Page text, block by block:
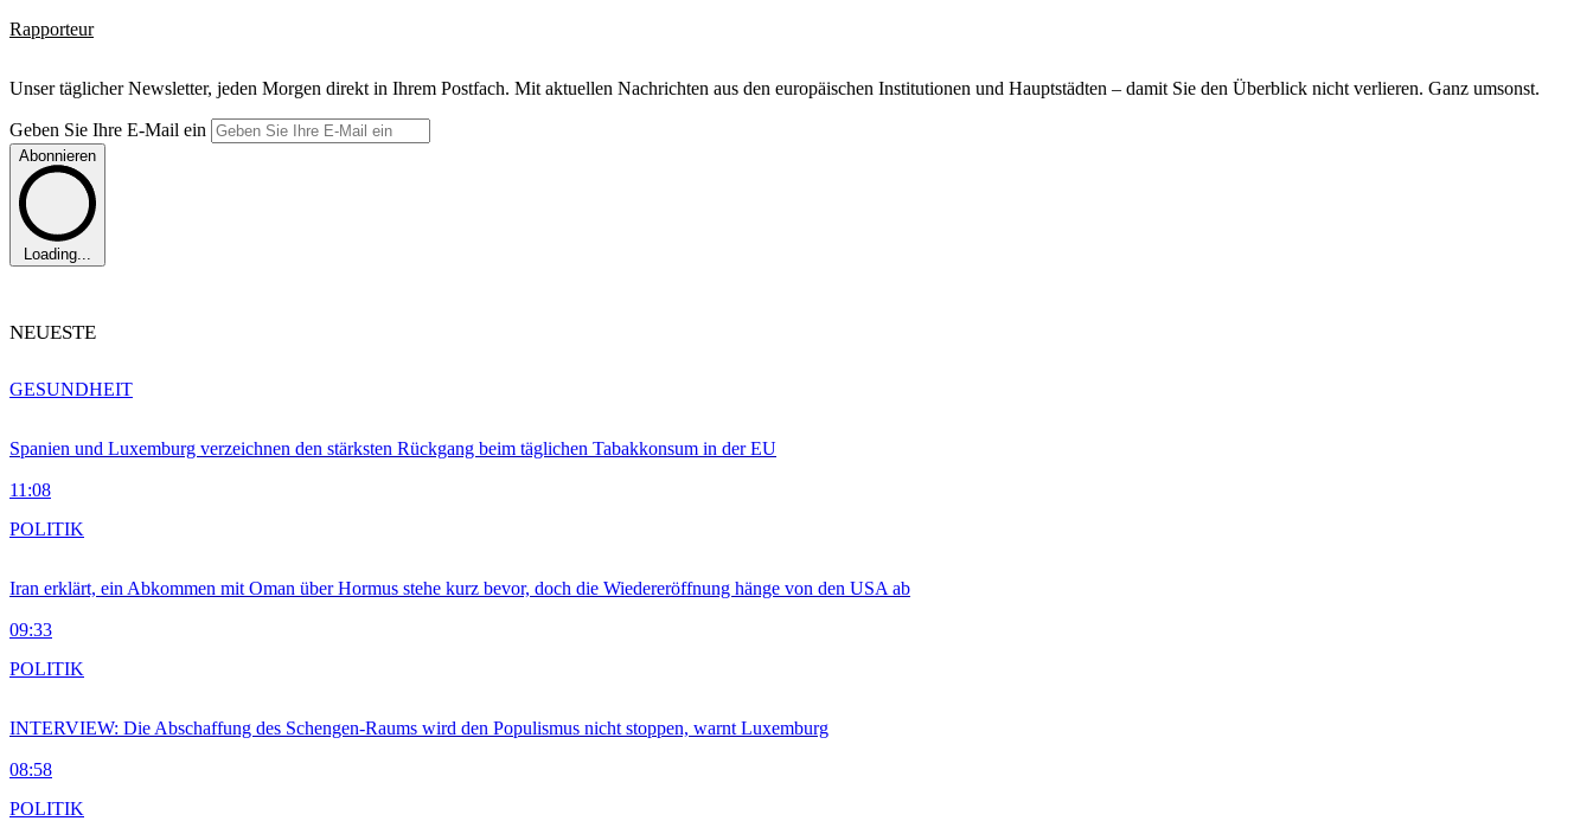
Rapporteur
Unser täglicher Newsletter, jeden Morgen direkt in Ihrem Postfach. Mit aktuellen Nachrichten aus den europäischen Institutionen und Hauptstädten – damit Sie den Überblick nicht verlieren. Ganz umsonst.
Geben Sie Ihre E-Mail ein
Abonnieren
Loading...
NEUESTE
Spanien und Luxemburg verzeichnen den stärksten Rückgang beim täglichen Tabakkonsum in der EU
11:08
GESUNDHEIT
Iran erklärt, ein Abkommen mit Oman über Hormus stehe kurz bevor, doch die Wiedereröffnung hänge von den USA ab
09:33
POLITIK
INTERVIEW: Die Abschaffung des Schengen-Raums wird den Populismus nicht stoppen, warnt Luxemburg
08:58
POLITIK
POLITIK